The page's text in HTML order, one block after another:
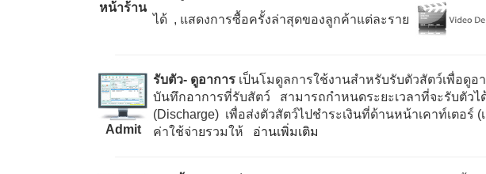
หน้าร้าน
ได้ , แสดงการซื้อครั้งล่าสุดของลูกค้าแต่ละราย
Admit
รับตัว- ดูอาการ เป็นโมดูลการใช้งานสำหรับรับตัวสัตว์เพื่อดู
บันทึกอาการที่รับสัตว์ สามารถกำหนดระยะเวลาที่จะรับตัว
(Discharge) เพื่อส่งตัวสัตว์ไปชำระเงินที่ด้านหน้าเคาท์เตอ
ค่าใช้จ่ายรวมให้ อ่านเพิ่มเติม